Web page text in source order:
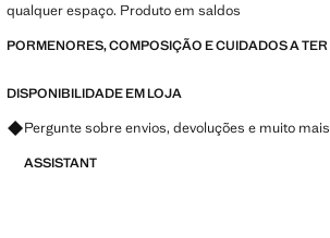
qualquer espaço. Produto em saldos
PORMENORES, COMPOSIÇÃO E CUIDADOS A TER
DISPONIBILIDADE EM LOJA
Pergunte sobre envios, devoluções e muito mais
ASSISTANT